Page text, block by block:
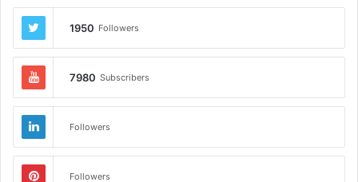
1950 Followers
7980 Subscribers
Followers
Followers